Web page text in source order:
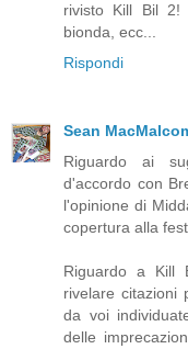
rivisto Kill Bil 2!
bionda, ecc...
Rispondi
Sean
Riguardo ai
d'accordo con
l'opinione di
copertura alla
Riguardo a Kill
rivelare citazioni
da voi
delle